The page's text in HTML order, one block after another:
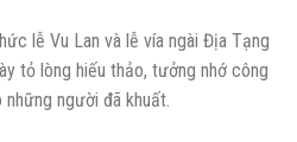
lễ Vu Lan và lễ vía ngài Địa Tạng
tỏ lòng hiếu thảo, tưởng nhớ công
người đã khuất.